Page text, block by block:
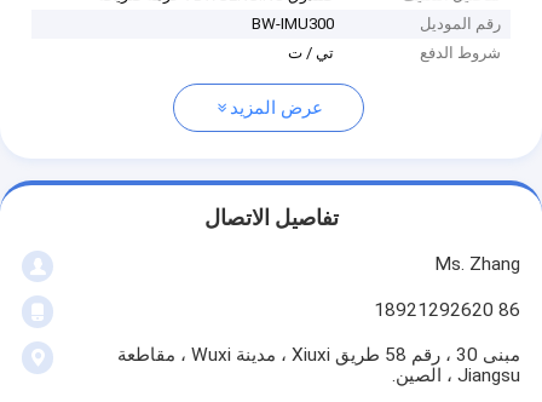
رقم الموديل
BW-IMU300
شروط الدفع
تي / ت
عرض المزيد
تفاصيل الاتصال
Ms. Zhang
86 18921292620
مبنى 30 ، رقم 58 طريق Xiuxi ، مدينة Wuxi ، مقاطعة
Jiangsu ، الصين.